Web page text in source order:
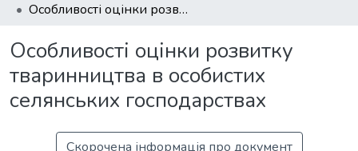
Особливості оцінки розвитку тваринництва в особистих селянських господарствах
Особливості оцінки розвитку
тваринництва в особистих
селянських господарствах
Скорочена інформація про документ